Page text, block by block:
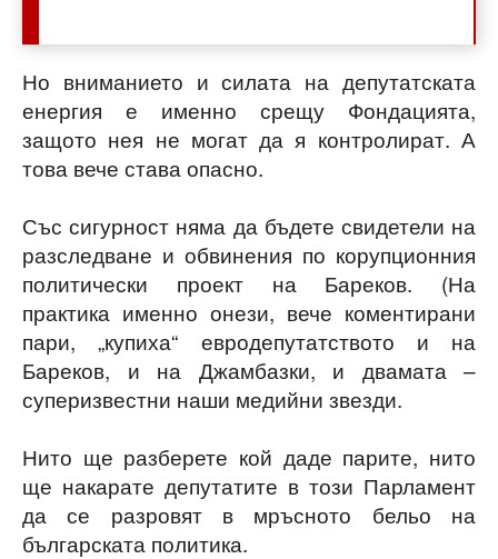
Но вниманието и силата на депутатската
енергия е именно срещу Фондацията,
защото нея не могат да я контролират. А
това вече става опасно.
Със сигурност няма да бъдете свидетели на
разследване и обвинения по корупционния
политически проект на Бареков. (На
практика именно онези, вече коментирани
пари, „купиха“ евродепутатството и на
Бареков, и на Джамбазки, и двамата –
суперизвестни наши медийни звезди.
Нито ще разберете кой даде парите, нито
ще накарате депутатите в този Парламент
да се разровят в мръсното бельо на
българската политика.